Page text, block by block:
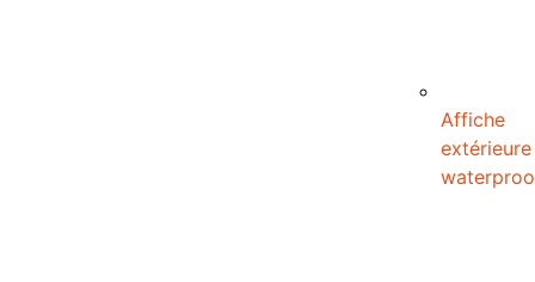
Affiche
extérieure